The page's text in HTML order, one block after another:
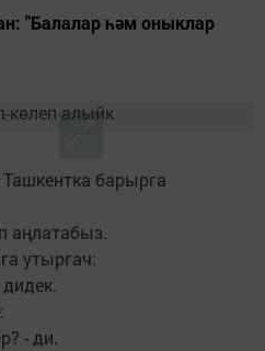
"Балалар һәм оныклар
барырга
аңлатабыз.
утыргач:
- ди.